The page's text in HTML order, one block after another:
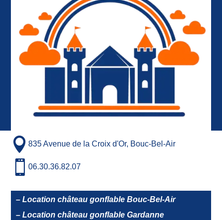
835 Avenue de la Croix d'Or, Bouc-Bel-Air
06.30.36.82.07
– Location château gonflable Bouc-Bel-Air
– Location château gonflable Gardanne